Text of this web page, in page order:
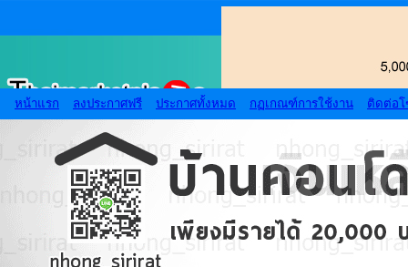
หน้าแรก ลงประกาศฟรี ประกาศทั้งหมด กฏเกณฑ์การใช้งาน ติดต่อ